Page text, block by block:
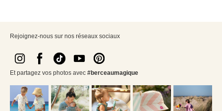
Rejoignez-nous sur nos réseaux sociaux
Et partagez vos photos avec #berceaumagique